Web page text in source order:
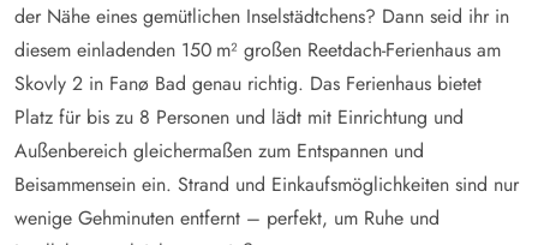
der Nähe eines gemütlichen Inselstädtchens? Dann seid ihr in
diesem einladenden 150 m² großen Reetdach-Ferienhaus am
Skovly 2 in Fanø Bad genau richtig. Das Ferienhaus bietet
Platz für bis zu 8 Personen und lädt mit Einrichtung und
Außenbereich gleichermaßen zum Entspannen und
Beisammensein ein. Strand und Einkaufsmöglichkeiten sind nur
wenige Gehminuten entfernt – perfekt, um Ruhe und